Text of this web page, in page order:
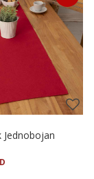
50X90